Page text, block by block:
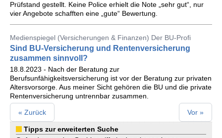
Prüfstand gestellt. Keine Police erhielt die Note „sehr gut“, nur
vier Angebote schafften eine „gute“ Bewertung.
Medienspiegel (Versicherungen & Finanzen) Der BU-Profi
Sind BU-Versicherung und Rentenversicherung
zusammen sinnvoll?
18.8.2023 - Nach der Beratung zur
Berufsunfähigkeitsversicherung ist vor der Beratung zur privaten
Altersvorsorge. Aus meiner Sicht gehören die BU und die private
Rentenversicherung untrennbar zusammen.
« Zurück Vor »
Tipps zur erweiterten Suche